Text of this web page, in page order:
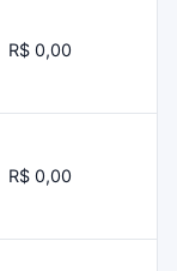
R$ 0,00
R$ 0,00